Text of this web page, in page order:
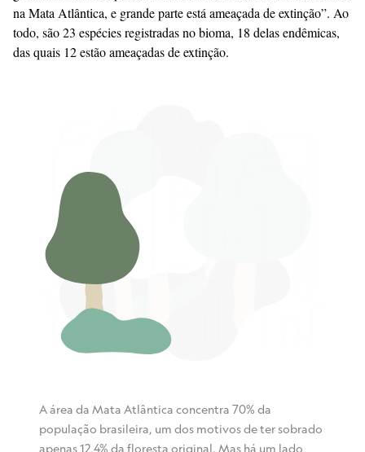
na Mata Atlântica, e grande parte está ameaçada de extinção”. Ao
todo, são 23 espécies registradas no bioma, 18 delas endêmicas,
das quais 12 estão ameaçadas de extinção.
A área da Mata Atlântica concentra 70% da
população brasileira, um dos motivos de ter sobrado
apenas 12,4% da floresta original. Mas há um lado